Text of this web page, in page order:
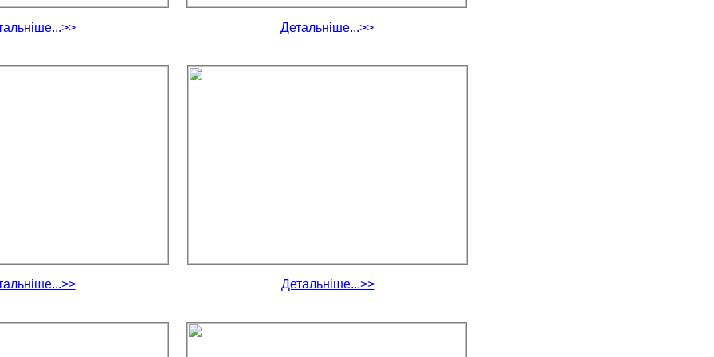
Детальніше...>>
Детальніше...>>